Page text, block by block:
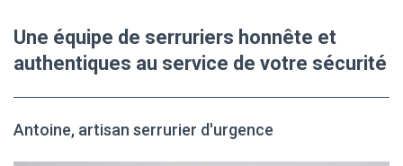
Une équipe de serruriers honnête et
authentiques au service de votre sécurité
Antoine, artisan serrurier d'urgence